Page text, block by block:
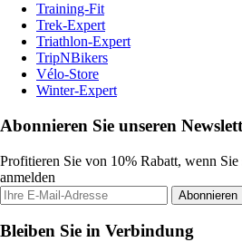
Training-Fit
Trek-Expert
Triathlon-Expert
TripNBikers
Vélo-Store
Winter-Expert
Abonnieren Sie unseren
Profitieren Sie von 10% Rabatt, wenn
anmelden
Abonnieren
Bleiben Sie in Verbindung